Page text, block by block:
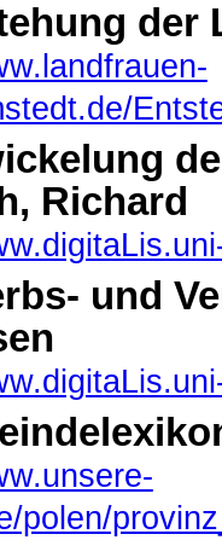
der
Richard
und
polen/